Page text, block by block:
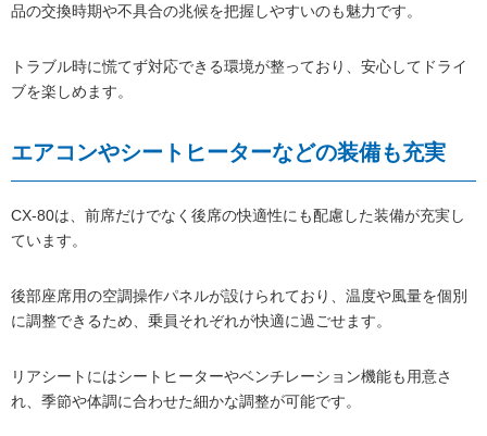
品の交換時期や不具合の兆候を把握しやすいのも魅力です。
トラブル時に慌てず対応できる環境が整っており、安心してドライ
ブを楽しめます。
エアコンやシートヒーターなどの装備も充実
CX-80は、前席だけでなく後席の快適性にも配慮した装備が充実し
ています。
後部座席用の空調操作パネルが設けられており、温度や風量を個別
に調整できるため、乗員それぞれが快適に過ごせます。
リアシートにはシートヒーターやベンチレーション機能も用意さ
れ、季節や体調に合わせた細かな調整が可能です。